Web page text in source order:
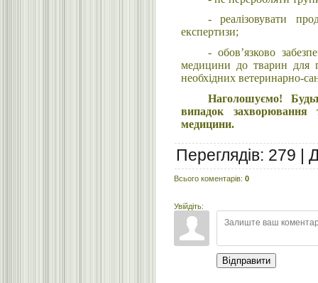
- реалізовувати
експертизи;
- обов’язково
медицини до тварин для
необхідних ветеринарно-
Наголошуємо!
випадок захворювання
медицини.
Переглядів: 279 |
Всього коментарів: 0
Увійдіть:
Відправити